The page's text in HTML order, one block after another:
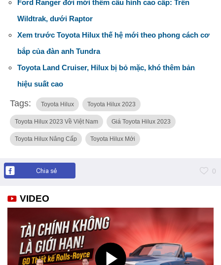
Ford Ranger đời mới thêm cấu hình cao cấp: Trên
Wildtrak, dưới Raptor
Xem trước Toyota Hilux thế hệ mới theo phong cách cơ
bắp của đàn anh Tundra
Toyota Land Cruiser, Hilux bị bỏ mặc, khó thêm bản
hiệu suất cao
Tags: Toyota Hilux Toyota Hilux 2023
Toyota Hilux 2023 Về Việt Nam Giá Toyota Hilux 2023
Toyota Hilux Nâng Cấp Toyota Hilux Mới
Chia sẻ 0
VIDEO